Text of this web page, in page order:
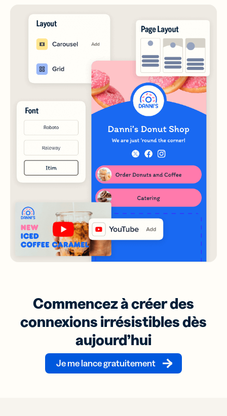
Commencez à créer des
connexions irrésistibles dès
aujourd’hui
Je me lance gratuitement